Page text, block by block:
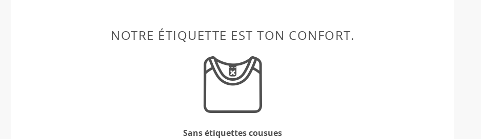
NOTRE ÉTIQUETTE EST TON CONFORT.
Sans étiquettes cousues